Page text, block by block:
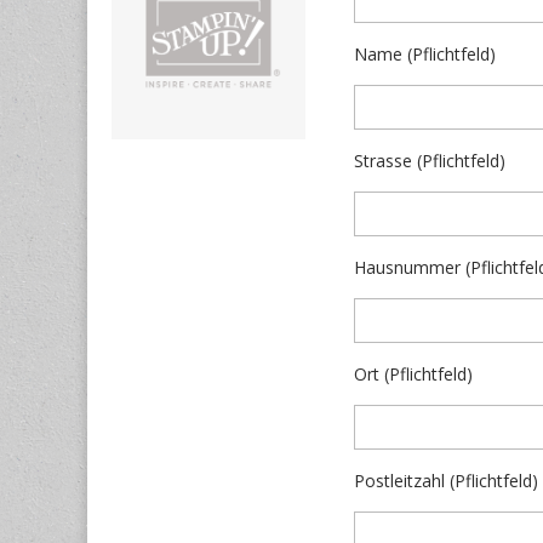
Name (Pflichtfeld)
Strasse (Pflichtfeld)
Hausnummer
Ort (Pflichtfeld)
Postleitzahl (Pflichtfeld)